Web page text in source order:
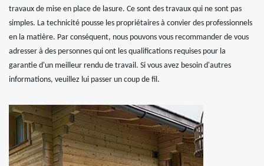
travaux de mise en place de lasure. Ce sont des travaux qui ne sont pas
simples. La technicité pousse les propriétaires à convier des professionnels
en la matière. Par conséquent, nous pouvons vous recommander de vous
adresser à des personnes qui ont les qualifications requises pour la
garantie d'un meilleur rendu de travail. Si vous avez besoin d'autres
informations, veuillez lui passer un coup de fil.